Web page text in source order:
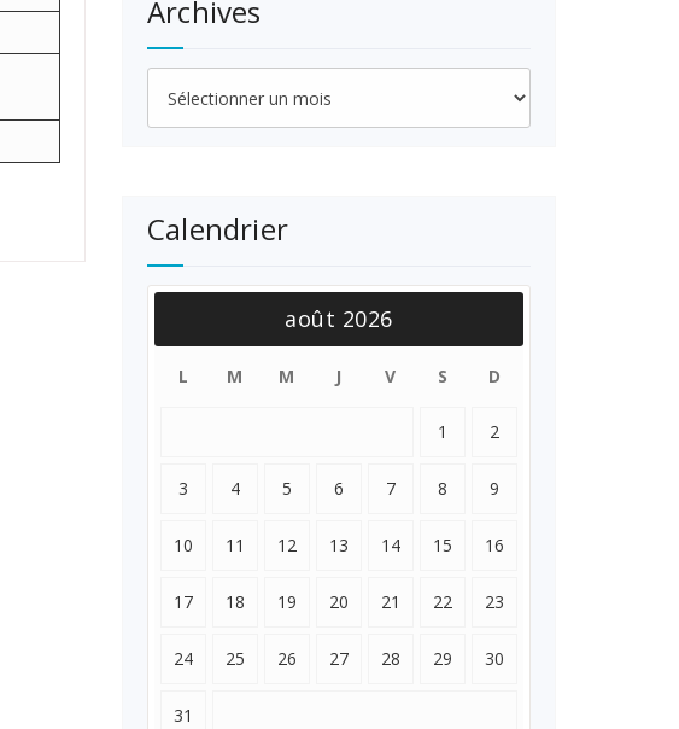
Archives
Calendrier
août 2026
L M M J V S D
1 2
3 4 5 6 7 8 9
10 11 12 13 14 15 16
17 18 19 20 21 22 23
24 25 26 27 28 29 30
31